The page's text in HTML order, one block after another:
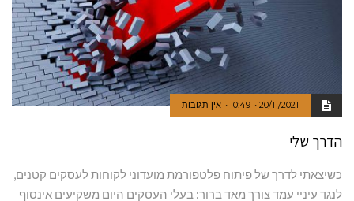
20/11/2021
10:49 אין תגובות
הדרך שלי
כשיצאתי לדרך של פיתוח פלטפורמת מועדוני לקוחות לעסקים קטנים,
לנגד עיניי עמד צורך מאד ברור: בעלי העסקים היום משקיעים אינסוף